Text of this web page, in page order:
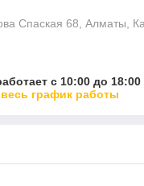
Спаская 68, Алматы,
с 10:00 до 18:00
весь график работы